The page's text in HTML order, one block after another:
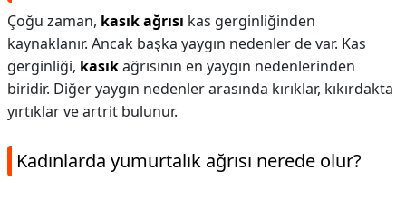
Çoğu zaman, kasık ağrısı kas gerginliğinden
kaynaklanır. Ancak başka yaygın nedenler de var. Kas
gerginliği, kasıkağrısının en yaygın nedenlerinden
biridir. Diğer yaygın nedenler arasında kırıklar, kıkırdakta
yırtıklar ve artrit bulunur.
Kadınlarda yumurtalık ağrısı nerede olur?